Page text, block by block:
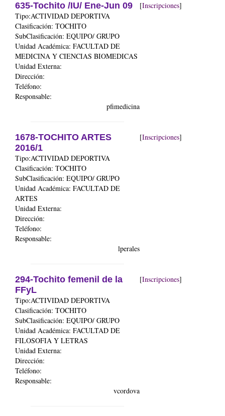
635-Tochito /IU/ Ene-Jun 09
Tipo:ACTIVIDAD DEPORTIVA
Clasificación: TOCHITO
SubClasificación: EQUIPO/ GRUPO
Unidad Académica: FACULTAD DE
MEDICINA Y CIENCIAS BIOMEDICAS
Unidad Externa:
Dirección:
Teléfono:
Responsable:
pfimedicina
[Inscripciones]
1678-TOCHITO ARTES
2016/1
Tipo:ACTIVIDAD DEPORTIVA
Clasificación: TOCHITO
SubClasificación: EQUIPO/ GRUPO
Unidad Académica: FACULTAD DE
ARTES
Unidad Externa:
Dirección:
Teléfono:
Responsable:
lperales
[Inscripciones]
294-Tochito femenil de la
FFyL
Tipo:ACTIVIDAD DEPORTIVA
Clasificación: TOCHITO
SubClasificación: EQUIPO/ GRUPO
Unidad Académica: FACULTAD DE
FILOSOFIA Y LETRAS
Unidad Externa:
Dirección:
Teléfono:
Responsable:
vcordova
[Inscripciones]